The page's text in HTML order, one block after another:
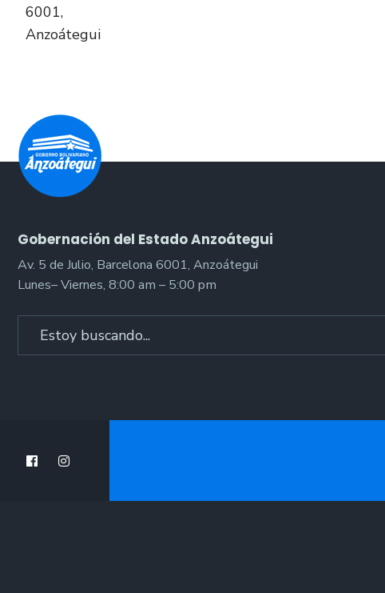
6001,
Anzoátegui
Gobernación del Estado Anzoátegui
Av. 5 de Julio, Barcelona 6001, Anzoátegui
Lunes– Viernes, 8:00 am – 5:00 pm